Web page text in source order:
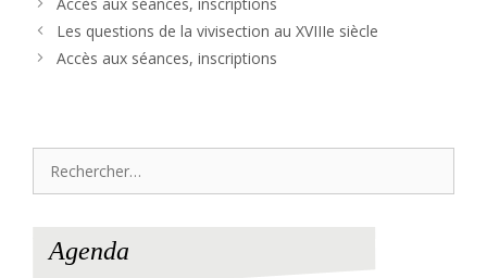
Les questions de la vivisection au XVIIIe siècle
Accès aux séances, inscriptions
Agenda